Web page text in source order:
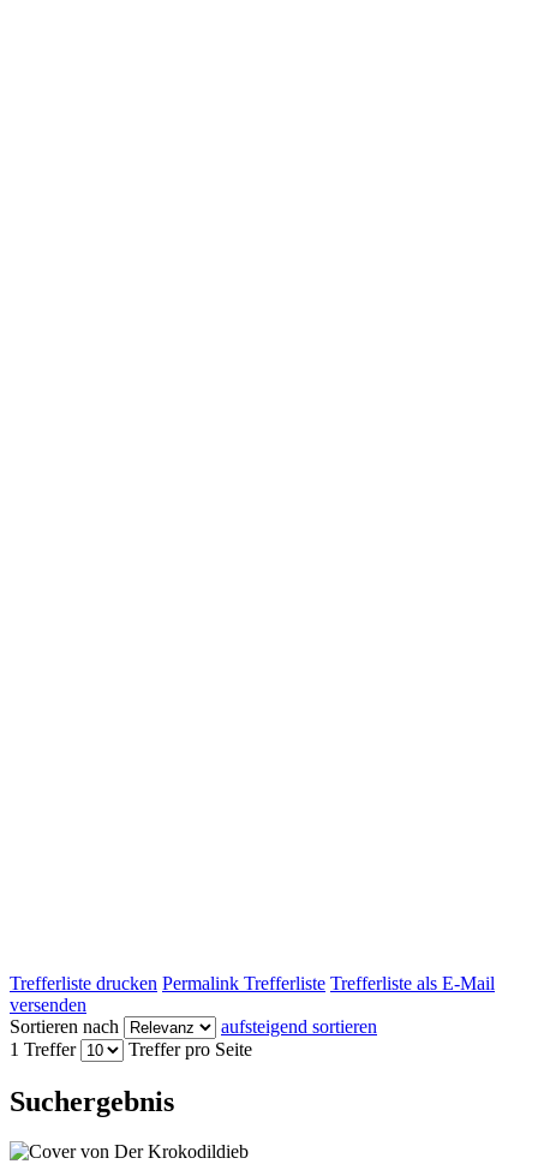
Trefferliste drucken Permalink Trefferliste Trefferliste als E-Mail
versenden
Sortieren nach
aufsteigend sortieren
1 Treffer
Treffer pro Seite
Suchergebnis